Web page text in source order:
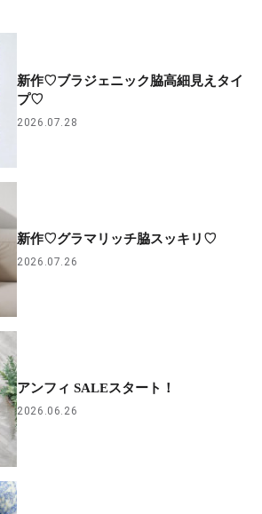
新作♡ブラジェニック脇高細見えタイ
プ♡
2026.07.28
新作♡グラマリッチ脇スッキリ♡
2026.07.26
アンフィ SALEスタート！
2026.06.26